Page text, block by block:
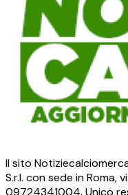
Il sito
S.r.l. con sede in Roma,
09724341004. Unico